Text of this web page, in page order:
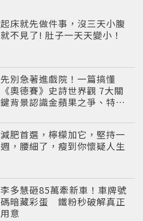
起床就先做件事，沒三天小腹
就不見了! 肚子一天天變小！
先別急著進戲院！一篇搞懂
《奧德賽》史詩世界觀 7大關
鍵背景認識金蘋果之爭、特洛
減肥首選，檸檬加它，堅持一
週，腰細了，瘦到你懷疑人生
李多慧砸85萬牽新車！車牌號
碼暗藏彩蛋 鐵粉秒破解真正
用意